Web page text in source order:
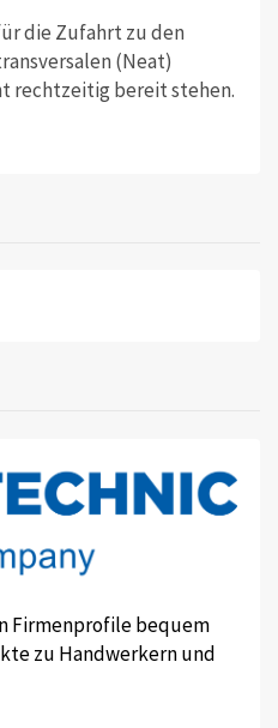
die Zufahrt zu den
(Neat)
rechtzeitig bereit stehen.
Firmenprofile bequem
zu Handwerkern und